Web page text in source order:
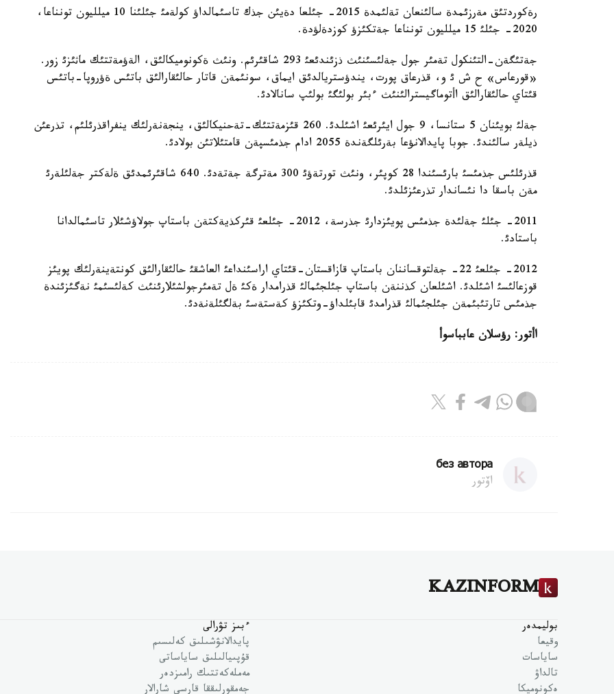
رةكوردتئق مةرزئمدة سالئنعان تةلئمدة 2015- جئلعا دةيئن جذك تاسئمالداؤ كولةمئ جئلئنا 10 ميلليون تونناعا،
2020- جئلئ 15 ميلليون تونناعا جةتكئزؤ كوزدةلؤدة.
جةتئگةن-التئنكول تةمئر جول جةلئسئنئث ذزئندئعئ 293 شاقئرئم. ونئث ةكونوميكالئق، الةؤمةتتئك ماثئزئ زور.
«قورعاس» ح ش ئ و، قذرعاق پورت، يندؤستريالدئق ايماق، سونئمةن قاتار حالئقارالئق باتئس ةؤروپا-باتئس
قئتاي حالئقارالئق اأتوماگيسترالئنئث ءبئر بولئگئ بولئپ سانالادئ.
جةلئ بويئنان 5 ستانسا، 9 جول ايئرئعئ اشئلدئ. 260 قئزمةتتئك-تةحنيكالئق، ينجةنةرلئك ينفراقذرئلئم، تذرعئن
ذيلةر سالئندئ. جوبا پايدالانؤعا بةرئلگةندة 2055 ادام جذمئسپةن قامتئلاتئن بولادئ.
قذرئلئس جذمئسئ بارئسئندا 28 كوپئر، ونئث تورتةؤئ 300 مةترگة جةتةدئ. 640 شاقئرئمدئق ةلةكتر جةلئلةرئ
مةن باسقا دا نئساندار تذرعئزئلدئ.
2011- جئلئ جةلئدة جذمئس پويئزدارئ جذرسة، 2012- جئلعئ قئركذيةكتةن باستاپ جولاؤشئلار تاسئمالدانا
باستادئ.
2012- جئلعئ 22- جةلتوقساننان باستاپ قازاقستان-قئتاي اراسئنداعئ العاشقئ حالئقارالئق كونتةينةرلئك پويئز
قوزعالئسئ اشئلدئ. اشئلعان كذننةن باستاپ جئلجئمالئ قذرامدار ةكئ ةل تةمئرجولشئلارئنئث كةلئسئمئ نةگئزئندة
جذمئس تارتئبئمةن جئلجئمالئ قذرامدئ قابئلداؤ-وتكئزؤ كةستةسئ بةلگئلةنةدئ.
اأتور: رؤسلان عابباسوأ
без автора
اۆتور
KAZINFORM
بوليمدەر
وقيعا
ساياسات
تالداۋ
ەكونوميكا
ءبىز تۋرالى
پايدالانۋشىلىق كەلىسىم
قۇپىيالىلىق ساياساتى
مەملەكەتتىك رامىزدەر
جەمقورلىققا قارسى شارالار